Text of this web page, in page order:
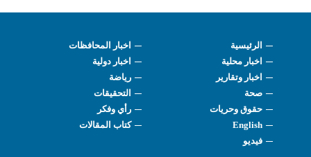
الرئيسية
اخبار المحافظات
اخبار محلية
اخبار دولية
اخبار وتقارير
رياضة
صحة
التحقيقات
حقوق وحريات
رأي وفكر
English
كتاب المقالات
فيديو